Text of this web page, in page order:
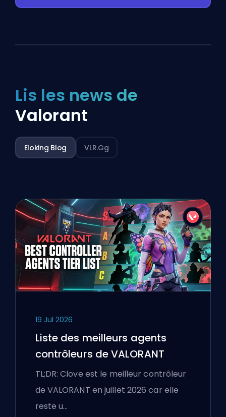
Lis les news de
Valorant
Eloking Blog VLR.gg
19 Jul 2026
Liste des meilleurs agents
contrôleurs de VALORANT
TL;DR: Clove est le meilleur contrôleur
de VALORANT en juillet 2026 car elle
reste u…